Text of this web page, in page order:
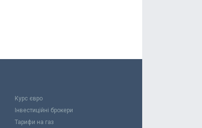
Курс євро
Інвестиційні брокери
Тарифи на газ